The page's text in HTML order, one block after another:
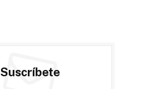
Suscríbete